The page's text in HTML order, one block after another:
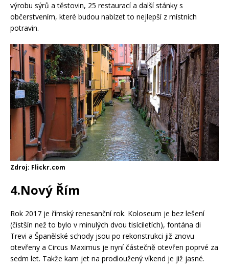
výrobu sýrů a těstovin, 25 restaurací a další stánky s
občerstvením, které budou nabízet to nejlepší z místních
potravin.
Zdroj: Flickr.com
4.Nový Řím
Rok 2017 je římský renesanční rok. Koloseum je bez lešení
(čistšín než to bylo v minulých dvou tisíciletích), fontána di
Trevi a Španělské schody jsou po rekonstrukci již znovu
otevřeny a Circus Maximus je nyní částečně otevřen poprvé za
sedm let. Takže kam jet na prodloužený víkend je již jasné.